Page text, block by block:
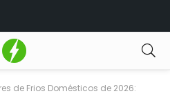
de Frios Domésticos de 2026: